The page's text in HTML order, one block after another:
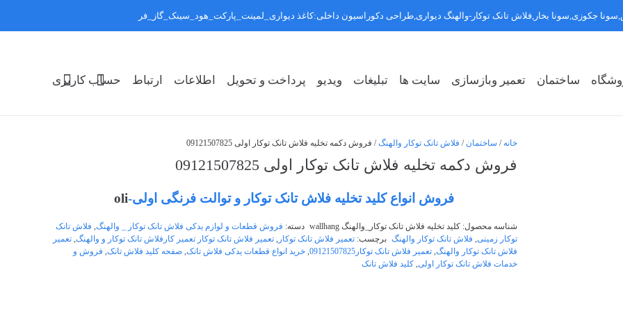
ساختمان تعمیر وبازسازی سایت ها تبلیغات ویدیو پرداخت و تحویل اطلاعات ارتباط حساب کاربری
خانه / ساختمان/ فلاش تانک توکار والهنگ/ فروش دکمه تخلیه فلاش تانک توکار اولی 09121507825
فروش دکمه تخلیه فلاش تانک توکار اولی 09121507825
فروش انواع کلید تخلیه فلاش تانک توکار و توالت فرنگی اولی-oli
شناسه محصول: کلید تخلیه فلاش تانک توکار_والهنگ wallhang دسته: فروش قطعات و لوازم یدکی فلاش تانک توکار _ والهنگ, فلاش تانک
توکار زمینی, فلاش تانک توکار والهنگ برچسب: تعمیر فلاش تانک توکار , تعمیر فلاش تانک توکار تعمیر کارفلاش تانک توکار و والهنگ, تعمیر
فلاش تانک توکار والهنگ, تعمیر فلاش تانک توکار09121507825 , خرید انواع قطعات یدکی فلاش تانک, صفحه کلید فلاش تانک, فروش و
خدمات فلاش تانک توکار اولی, کلید فلاش تانک
جکوزی,سونا بخار,فلاش تانک توکار-والهنگ دیواری,طراحی دکوراسیون داخلی:کاغذ دیواری_لمینت_پارکت_هود_سینک_گاز_فر